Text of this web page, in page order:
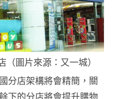
圖片來源：又一城）
分店架構將會精簡，關
下的分店將會提升購物